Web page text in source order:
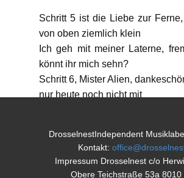
Schritt 5 ist die Liebe zur
von oben ziemlich klein
Ich geh mit meiner Laterne,
könnt ihr mich sehn?
Schritt 6, Mister Alien,
nur heute noch nicht mit
Kann ich dich nicht sehn, oder
unten
Werf dir ein Seil zu fang es schön
DrosselnestIndependent
Kontakt:
Impressum Drosselnest c/o
Obere Teichstraße 53a 8010